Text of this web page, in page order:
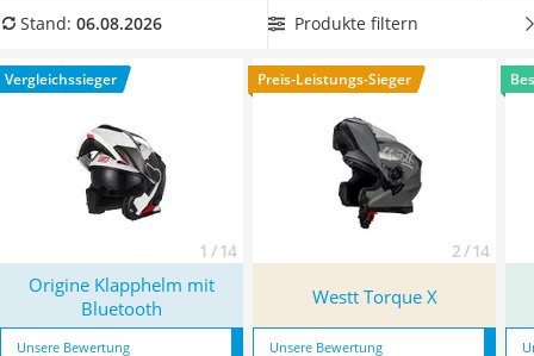
Alkoholtester
Diesel-Additiv
Wagenheber
Bluetooth-Kommunikationssystem. Überzeugt hat uns hier
Bluetooth* mit seinen Eigenschaften.
Stand: 06.08.2026 Produkte filtern
Vergleichssieger
1 / 14
Preis-Leistungs-Sieger
2 / 14
Origine Klapphelm mit
Bluetooth
Westt Torque X
Unsere Bewertung Unsere Bewertung